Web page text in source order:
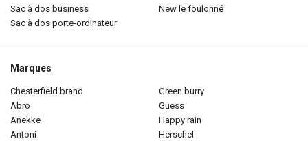
sac à dos business
sac à dos porte-ordinateur
new le foulonné
Marques
chesterfield brand
abro
anekke
antoni
green burry
guess
happy rain
herschel